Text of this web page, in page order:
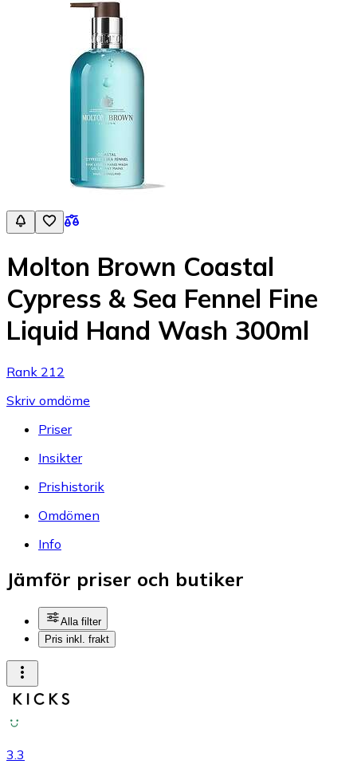
Molton Brown Coastal
Cypress & Sea Fennel Fine
Liquid Hand Wash 300ml
Rank 212
Skriv omdöme
Priser
Insikter
Prishistorik
Omdömen
Info
Jämför priser och butiker
Alla filter
Pris inkl. frakt
3.3